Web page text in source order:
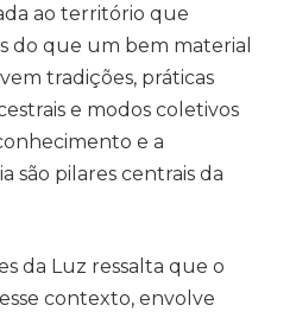
ao território que
do que um bem material
tradições, práticas
e modos coletivos
e a
são pilares centrais da
da Luz ressalta que o
contexto, envolve